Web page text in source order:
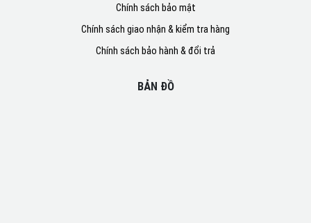
Chính sách bảo mật
Chính sách giao nhận & kiểm tra hàng
Chính sách bảo hành & đổi trả
BẢN ĐỒ